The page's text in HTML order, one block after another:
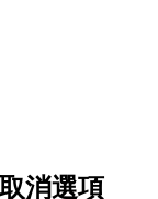
消選項